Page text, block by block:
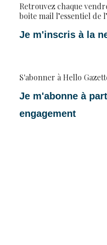
Retrouvez chaque
boite mail l’essentiel de
Je m'inscris à la
S'abonner à Hello
Je m'abonne à
engagement